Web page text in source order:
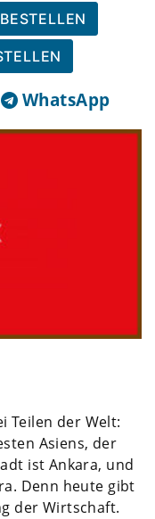
WhatsApp
Teilen der Welt:
Asiens, der
ist Ankara, und
Denn heute gibt
der Wirtschaft.